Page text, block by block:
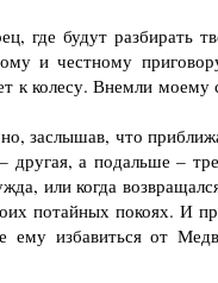
где будут разбирать
и честному
к колесу. Внемли моему
заслышав, что
а подальше –
или когда
потайных покоях. И
избавиться от